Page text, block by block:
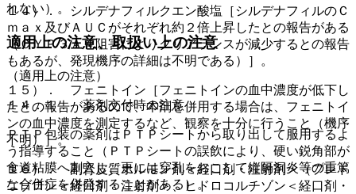
れない）。
適用上の注意、取扱い上の注意
（適用上の注意）
１４．１． 薬剤交付時の注意
ＰＴＰ包装の薬剤はＰＴＰシートから取り出して服用するよ
う指導すること（ＰＴＰシートの誤飲により、硬い鋭角部が
食道粘膜へ刺入し、更には穿孔をおこして縦隔洞炎等の重篤
な合併症を併発することがある）。
１４）． シルデナフィルクエン酸塩［シルデナフィルのＣ
ｍａｘ及びＡＵＣがそれぞれ約２倍上昇したとの報告がある
（ＣＹＰ３Ａ４阻害によりクリアランスが減少するとの報告
もあるが、発現機序の詳細は不明である）］。
１５）． フェニトイン［フェニトインの血中濃度が低下し
たとの報告があるので、本剤を併用する場合は、フェニトイ
ンの血中濃度を測定するなど、観察を十分に行うこと（機序
不明）］。
１６）． 副腎皮質ホルモン剤＜経口剤・注射剤＞（プレド
ニゾロン＜経口剤・注射剤＞、ヒドロコルチゾン＜経口剤・